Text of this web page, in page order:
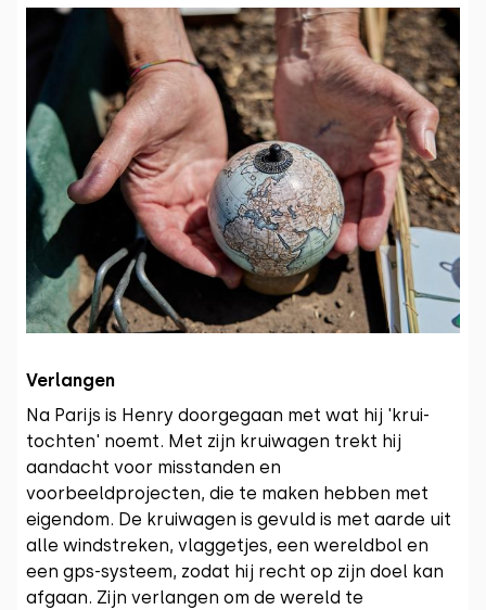
Verlangen
Na Parijs is Henry doorgegaan met wat hij 'krui-
tochten' noemt. Met zijn kruiwagen trekt hij
aandacht voor misstanden en
voorbeeldprojecten, die te maken hebben met
eigendom. De kruiwagen is gevuld is met aarde uit
alle windstreken, vlaggetjes, een wereldbol en
een gps-systeem, zodat hij recht op zijn doel kan
afgaan. Zijn verlangen om de wereld te